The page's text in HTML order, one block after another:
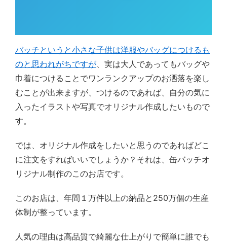
バッチというと小さな子供は洋服やバッグにつけるも
のと思われがちですが 、実は大人であってもバッグや
巾着につけることでワンランクアップのお洒落を楽し
むことが出来ますが、つけるのであれば、自分の気に
入ったイラストや写真でオリジナル作成したいもので
す。
では、オリジナル作成をしたいと思うのであればどこ
に注文をすればいいでしょうか？それは、缶バッチオ
リジナル制作のこのお店です。
このお店は、年間１万件以上の納品と250万個の生産
体制が整っています。
人気の理由は高品質で綺麗な仕上がりで簡単に誰でも